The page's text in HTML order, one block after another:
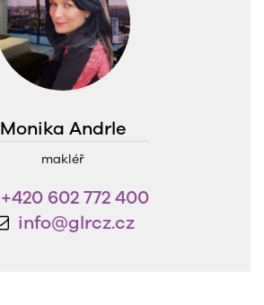
Monika Andrle
makléř
+420 602 772 400
info@glrcz.cz